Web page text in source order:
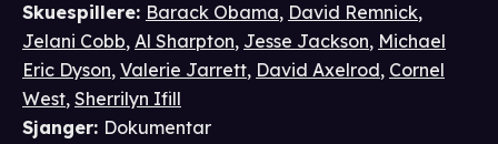
Skuespillere: Barack Obama, David Remnick,
Jelani Cobb, Al Sharpton, Jesse Jackson, Michael
Eric Dyson, Valerie Jarrett, David Axelrod, Cornel
West, Sherrilyn Ifill
Sjanger: Dokumentar